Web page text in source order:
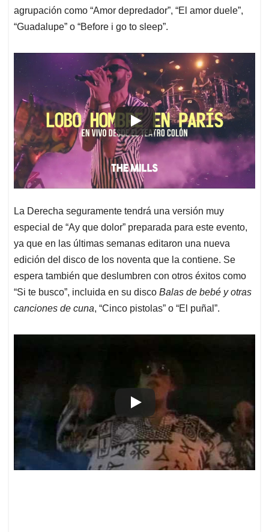
agrupación como “Amor depredador”, “El amor duele”,
“Guadalupe” o “Before i go to sleep”.
La Derecha seguramente tendrá una versión muy
especial de “Ay que dolor” preparada para este evento,
ya que en las últimas semanas editaron una nueva
edición del disco de los noventa que la contiene. Se
espera también que deslumbren con otros éxitos como
“Si te busco”, incluida en su disco Balas de bebé y otras
canciones de cuna, “Cinco pistolas” o “El puñal”.